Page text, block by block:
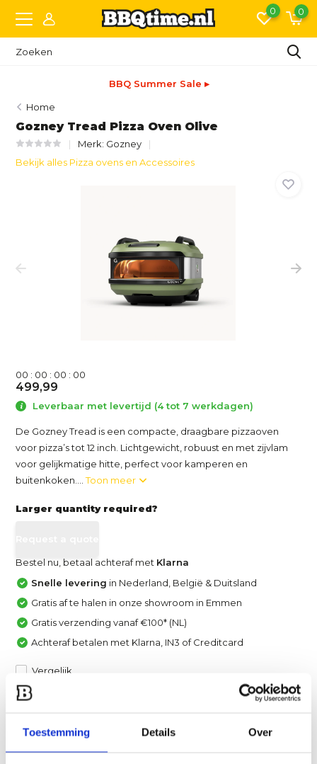
Toestemming Details Over
0 0
BBQ Summer Sale ▸
Home
Gozney Tread Pizza Oven Olive
Merk: Gozney
Bekijk alles Pizza ovens en Accessoires
00 : 00 : 00 : 00
499,99
Leverbaar met levertijd (4 tot 7 werkdagen)
De Gozney Tread is een compacte, draagbare pizzaoven
voor pizza’s tot 12 inch. Lichtgewicht, robuust en met zijvlam
voor gelijkmatige hitte, perfect voor kamperen en
buitenkoken....Toon meer
Larger quantity required?
Bestel nu, betaal achteraf met Klarna
Snelle levering in Nederland, België & Duitsland
Gratis af te halen in onze showroom in Emmen
Gratis verzending vanaf €100* (NL)
Achteraf betalen met Klarna, IN3 of Creditcard
Vergelijk
Een van onze specialisten helpt je graag verder!
Stuur ons een mail